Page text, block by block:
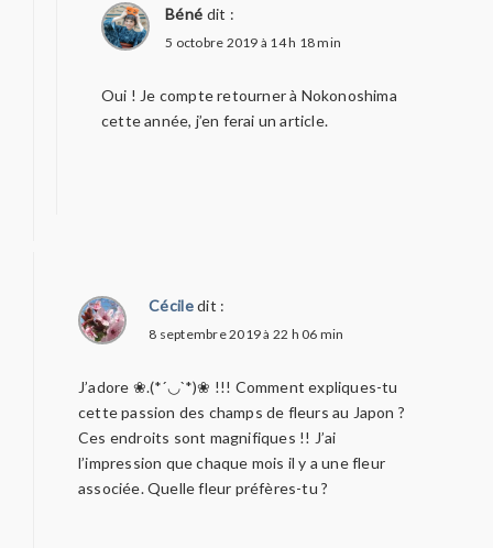
Béné dit :
5 octobre 2019 à 14 h 18 min
Oui ! Je compte retourner à Nokonoshima
cette année, j’en ferai un article.
Céciledit :
8 septembre 2019 à 22 h 06 min
J’adore ❀.(*´◡`*)❀ !!! Comment expliques-tu
cette passion des champs de fleurs au Japon ?
Ces endroits sont magnifiques !! J’ai
l’impression que chaque mois il y a une fleur
associée. Quelle fleur préfères-tu ?